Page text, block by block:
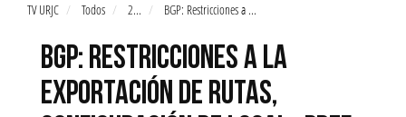
TV URJC Todos 2... BGP: Restricciones a ...
BGP: RESTRICCIONES A LA
EXPORTACIÓN DE RUTAS,